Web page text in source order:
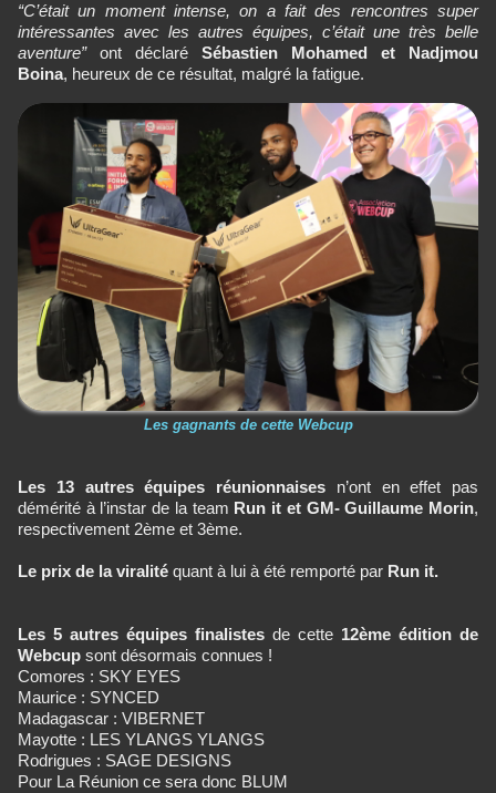
“C’était un moment intense, on a fait des rencontres super
intéressantes avec les autres équipes, c’était une très belle
aventure” ont déclaré Sébastien Mohamed et Nadjmou
Boina, heureux de ce résultat, malgré la fatigue.
Les gagnants de cette Webcup
Les 13 autres équipes réunionnaises n’ont en effet pas
démérité à l’instar de la team Run it et GM- Guillaume Morin,
respectivement 2ème et 3ème.
Le prix de la viralité quant à lui à été remporté par Run it.
Les 5 autres équipes finalistes de cette 12ème édition de
Webcup sont désormais connues !
Comores : SKY EYES
Maurice : SYNCED
Madagascar : VIBERNET
Mayotte : LES YLANGS YLANGS
Rodrigues : SAGE DESIGNS
Pour La Réunion ce sera donc BLUM